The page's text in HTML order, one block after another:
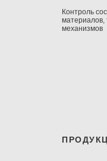
Контроль
материалов,
механизмов